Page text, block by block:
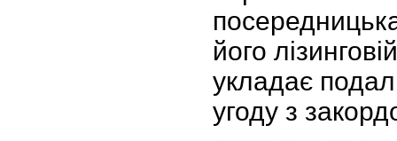
його
укладає
угоду з